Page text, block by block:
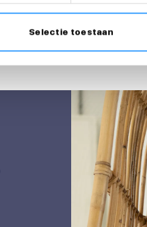
Selectie toestaan